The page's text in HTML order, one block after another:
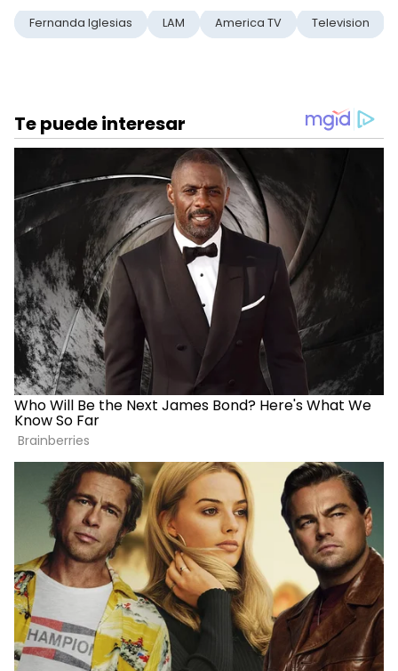
Fernanda Iglesias LAM America TV Television